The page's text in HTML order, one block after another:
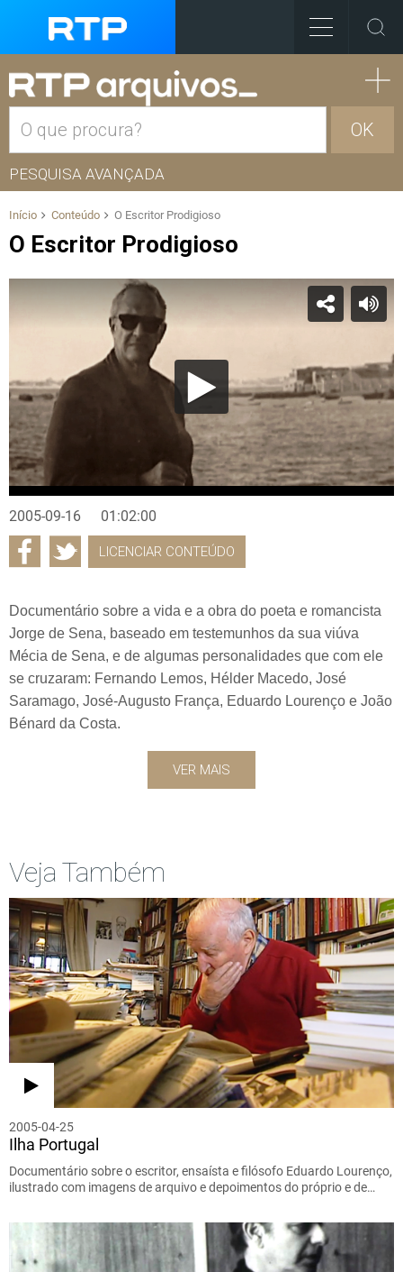
OK
PESQUISA AVANÇADA
Início Conteúdo O Escritor Prodigioso
O Escritor Prodigioso
2005-09-16 01:02:00
LICENCIAR CONTEÚDO
Documentário sobre a vida e a obra do poeta e romancista
Jorge de Sena, baseado em testemunhos da sua viúva
Mécia de Sena, e de algumas personalidades que com ele
se cruzaram: Fernando Lemos, Hélder Macedo, José
Saramago, José-Augusto França, Eduardo Lourenço e João
Bénard da Costa.
VER MAIS
Veja Também
2005-04-25
Ilha Portugal
Documentário sobre o escritor, ensaísta e filósofo Eduardo Lourenço,
ilustrado com imagens de arquivo e depoimentos do próprio e de…